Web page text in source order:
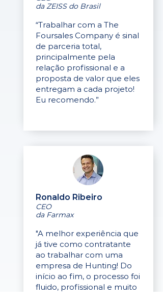
da ZEISS do Brasil
“Trabalhar com a The
Foursales Company é sinal
de parceria total,
principalmente pela
relação profissional e a
proposta de valor que eles
entregam a cada projeto!
Eu recomendo.”
Ronaldo Ribeiro
CEO
da Farmax
"A melhor experiência que
já tive como contratante
ao trabalhar com uma
empresa de Hunting! Do
início ao fim, o processo foi
fluido, profissional e muito